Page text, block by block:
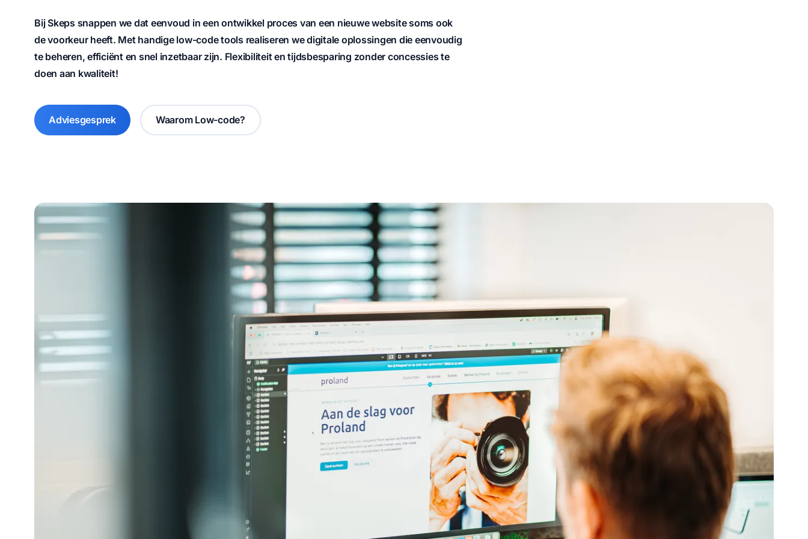
Bij Skeps snappen we dat eenvoud in een ontwikkel proces van een nieuwe website soms ook
de voorkeur heeft. Met handige low-code tools realiseren we digitale oplossingen die eenvoudig
te beheren, efficiënt en snel inzetbaar zijn. Flexibiliteit en tijdsbesparing zonder concessies te
doen aan kwaliteit!
Adviesgesprek Waarom Low-code?